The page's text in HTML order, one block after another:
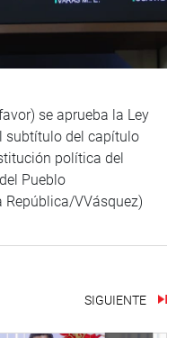
se aprueba la Ley
subtítulo del capítulo
política del
Pueblo
República/VVásquez)
SIGUIENTE